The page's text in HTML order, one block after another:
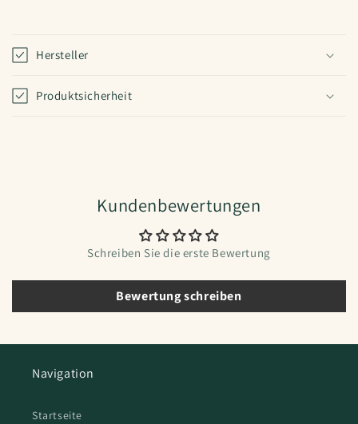
Hersteller
Produktsicherheit
Kundenbewertungen
Schreiben Sie die erste Bewertung
Bewertung schreiben
Navigation
Startseite